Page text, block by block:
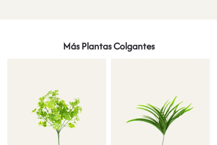
Más Plantas Colgantes